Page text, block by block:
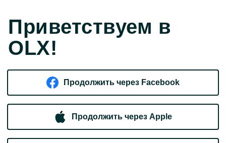
Приветствуем в
OLX!
Продолжить через Facebook
Продолжить через Apple